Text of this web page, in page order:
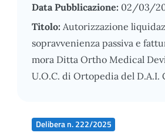
Data Pubblicazione: 02/03/
Titolo: Autorizzazione
sopravvenienza passiva e
mora Ditta Ortho Medical
U.O.C. di Ortopedia del
Delibera n. 222/2025